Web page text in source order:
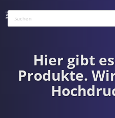
Hier gibt
Produkte.